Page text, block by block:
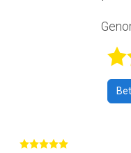
Betygsatt 5 av